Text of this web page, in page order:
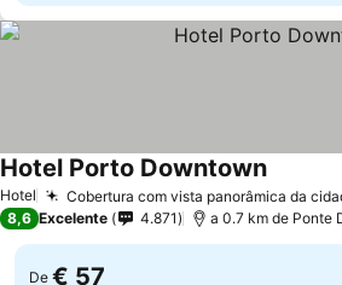
Hotel Cobertura com vista panorâmica da
Hotel Porto Downtown
8,6 Excelente 4.871 a 0.7 km de Ponte
De € 57